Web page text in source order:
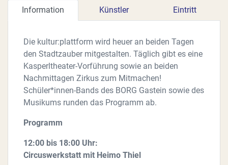
Information Künstler Eintritt
Die kultur:plattform wird heuer an beiden Tagen
den Stadtzauber mitgestalten. Täglich gibt es eine
Kasperltheater-Vorführung sowie an beiden
Nachmittagen Zirkus zum Mitmachen!
Schüler*innen-Bands des BORG Gastein sowie des
Musikums runden das Programm ab.
Programm
12:00 bis 18:00 Uhr:
Circuswerkstatt mit Heimo Thiel